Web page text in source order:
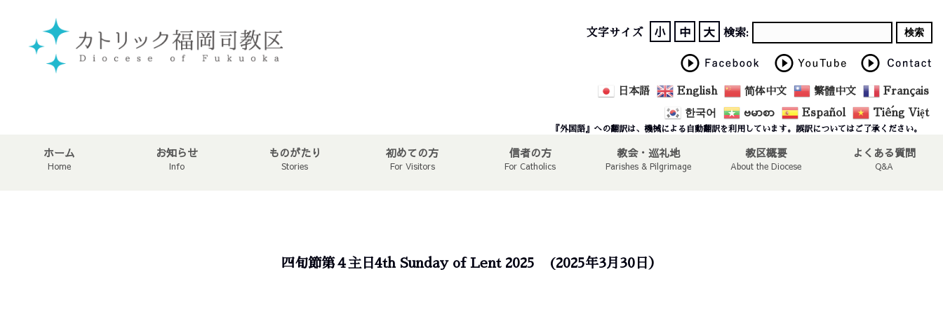
文字サイズ 小 中 大 検索:
日本語 English 简体中文 繁體中文 Français
한국어 ဗမာစာ Español Tiếng Việt
『外国語』への翻訳は、機械による自動翻訳を利用しています。誤訳についてはご了承ください。
ホーム
Home
お知らせ
Info
ものがたり
Stories
初めての方
For Visitors
信者の方
For Catholics
教会・巡礼地
Parishes & Pilgrimage
教区概要
About the Diocese
よくある質問
Q&A
四旬節第４主日4th Sunday of Lent 2025 (2025年3月30日）